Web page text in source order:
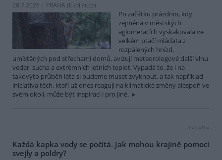
28.7.2026 | PRAHA (Ekolist.cz)
Po začátku prázdnin, kdy
zejména v městských
aglomeracích vyskakovala ve
velkém ptačí mláďata z
rozpálených hnízd,
umístěných pod střechami domů, avizují meteorologové další vlnu
veder, sucha a extrémních letních teplot. Vypadá to, že i na
takovýto průběh léta si budeme muset zvyknout, a tak například
iniciativa těch, kteří už dnes reagují na klimatické změny alespoň ve
svém okolí, může být inspirací i pro jiné.
reklama
Každá kapka vody se počítá. Jak mohou krajině pomoci
svejly a poldry?